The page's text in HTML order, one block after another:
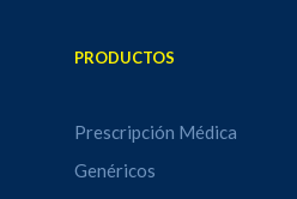
PRODUCTOS
Prescripción Médica
Genéricos